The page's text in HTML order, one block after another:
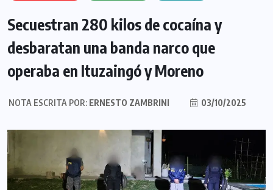
Secuestran 280 kilos de cocaína y
desbaratan una banda narco que
operaba en Ituzaingó y Moreno
NOTA ESCRITA POR: ERNESTO ZAMBRINI 03/10/2025